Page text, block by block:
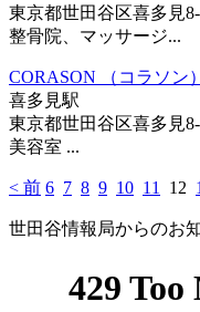
東京都世田谷区喜多見
整骨院、マッサージ...
CORASON （コラソン）
喜多見駅
東京都世田谷区喜多見
美容室 ...
< 前 6 7 8 9 10 11 12
世田谷情報局からのお